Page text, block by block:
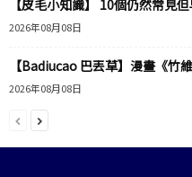
【皮毛小知識】 10個仍然常見
2026年08月08日
【Badiucao 巴丟草】漫畫《竹維
2026年08月08日